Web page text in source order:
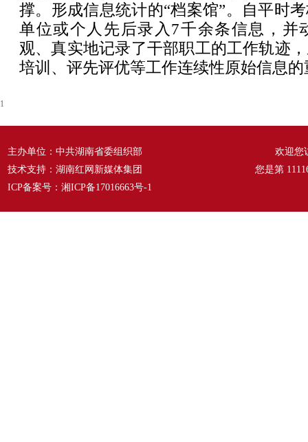
撑。形成信息统计的“档案馆”。自平时
单位或个人先后录入7千余条信息，并
观、真实地记录了干部职工的工作轨迹
培训、评先评优等工作连续性原始信息
1
主办单位：中共湖南省委组织部
技术支持：湖南红网新媒体集团
ICP备案号： 湘ICP备17016663号-1
欢迎您
您是第